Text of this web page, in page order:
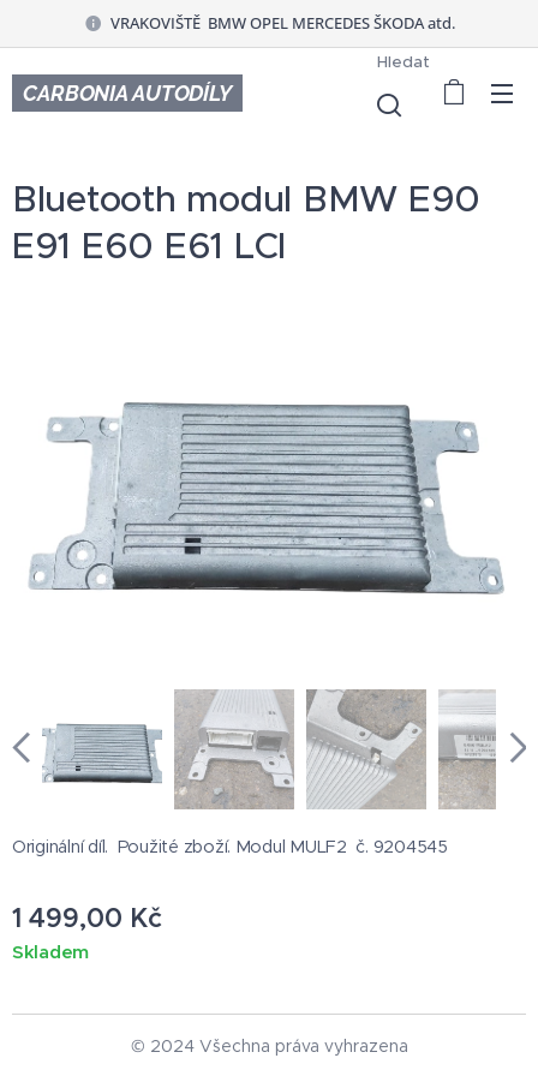
VRAKOVIŠTĚ BMW OPEL MERCEDES ŠKODA atd.
CARBONIA AUTODÍLY
Hledat
Bluetooth modul BMW E90
E91 E60 E61 LCI
Originální díl. Použité zboží. Modul MULF2 č. 9204545
1 499,00 Kč
Skladem
© 2024 Všechna práva vyhrazena